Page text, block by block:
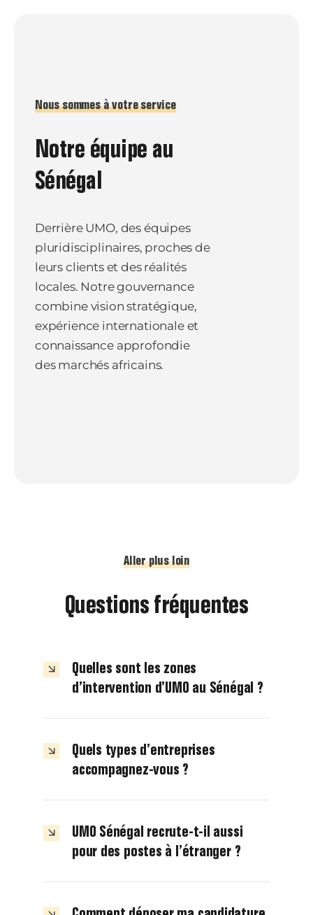
Nous sommes à votre service
Notre équipe au
Sénégal
Derrière UMO, des équipes
pluridisciplinaires, proches de
leurs clients et des réalités
locales. Notre gouvernance
combine vision stratégique,
expérience internationale et
connaissance approfondie
des marchés africains.
Aller plus loin
Questions fréquentes
Quelles sont les zones
d’intervention d’UMO au Sénégal ?
Quels types d’entreprises
accompagnez-vous ?
UMO Sénégal recrute-t-il aussi
pour des postes à l’étranger ?